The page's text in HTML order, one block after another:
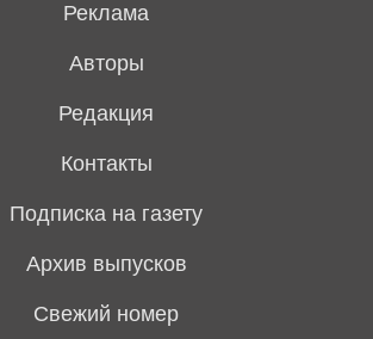
Реклама
Авторы
Редакция
Контакты
Подписка на газету
Архив выпусков
Свежий номер